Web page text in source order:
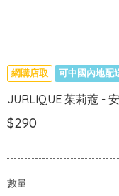
網購店取 可中國內地配
JURLIQUE 茱莉蔻 -
$290
數量